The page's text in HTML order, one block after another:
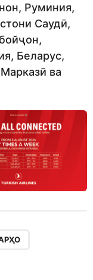
Руминия,
Саудӣ,
Беларус,
ва